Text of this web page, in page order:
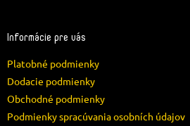
Informácie pre vás
Platobné podmienky
Dodacie podmienky
Obchodné podmienky
Podmienky spracúvania osobních údajov